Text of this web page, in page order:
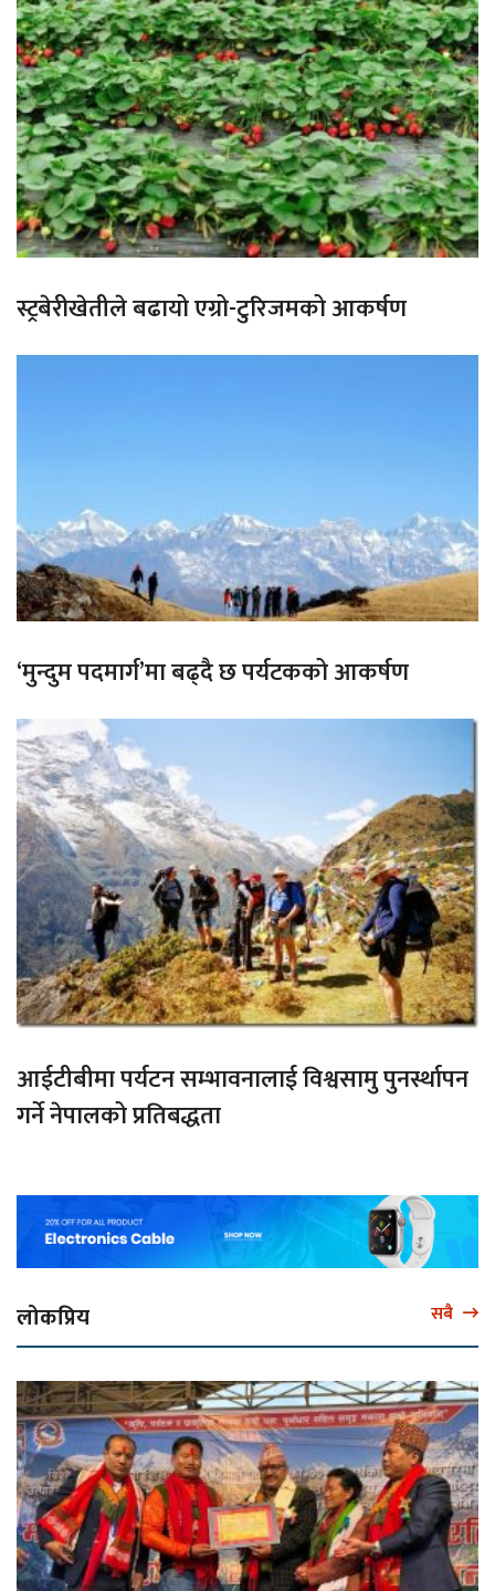
स्ट्रबेरीखेतीले बढायो एग्रो-टुरिजमको आकर्षण
‘मुन्दुम पदमार्ग’मा बढ्दै छ पर्यटकको आकर्षण
आईटीबीमा पर्यटन सम्भावनालाई विश्वसामु पुनर्स्थापन
गर्ने नेपालको प्रतिबद्धता
लोकप्रिय सबै